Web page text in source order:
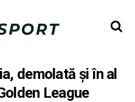
demolată şi în al
League